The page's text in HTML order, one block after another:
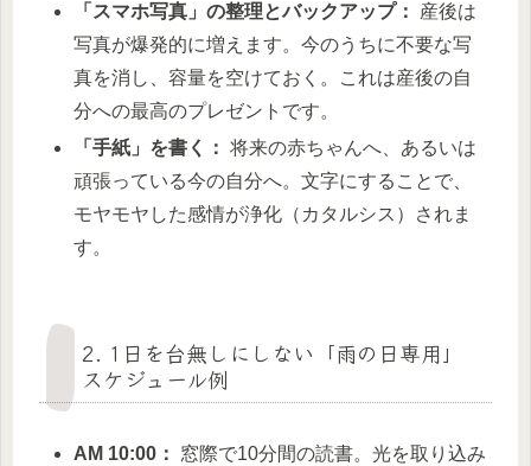
「スマホ写真」の整理とバックアップ：
産後は
写真が爆発的に増えます。今のうちに不要な写
真を消し、容量を空けておく。これは産後の自
分への最高のプレゼントです。
「手紙」を書く： 将来の赤ちゃんへ、あるいは
頑張っている今の自分へ。文字にすることで、
モヤモヤした感情が浄化（カタルシス）されま
す。
2. 1日を台無しにしない「雨の日専用」
スケジュール例
AM 10:00：
窓際で10分間の読書。光を取り込み